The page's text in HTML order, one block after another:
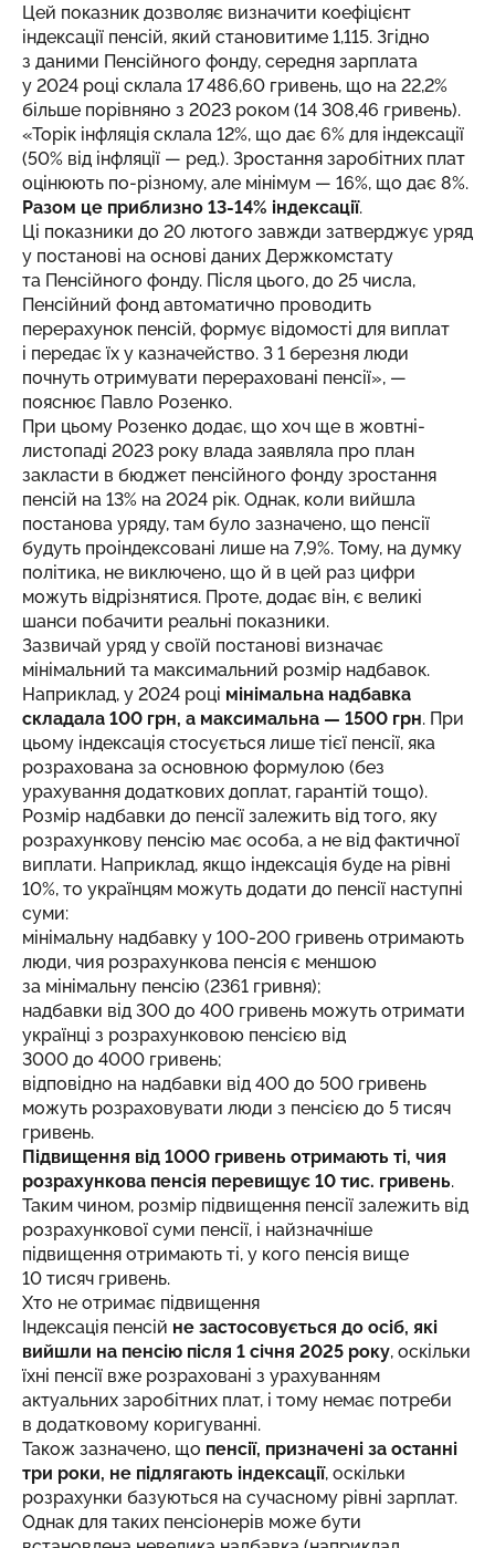
Цей показник дозволяє визначити коефіцієнт
індексації пенсій, який становитиме 1,115. Згідно
з даними Пенсійного фонду, середня зарплата
у 2024 році склала 17 486,60 гривень, що на 22,2%
більше порівняно з 2023 роком (14 308,46 гривень).
«Торік інфляція склала 12%, що дає 6% для індексації
(50% від інфляції — ред.). Зростання заробітних плат
оцінюють по-різному, але мінімум — 16%, що дає 8%.
Разом це приблизно 13-14% індексації.
Ці показники до 20 лютого завжди затверджує уряд
у постанові на основі даних Держкомстату
та Пенсійного фонду. Після цього, до 25 числа,
Пенсійний фонд автоматично проводить
перерахунок пенсій, формує відомості для виплат
і передає їх у казначейство. З 1 березня люди
почнуть отримувати перераховані пенсії», —
пояснює Павло Розенко.
При цьому Розенко додає, що хоч ще в жовтні-
листопаді 2023 року влада заявляла про план
закласти в бюджет пенсійного фонду зростання
пенсій на 13% на 2024 рік. Однак, коли вийшла
постанова уряду, там було зазначено, що пенсії
будуть проіндексовані лише на 7,9%. Тому, на думку
політика, не виключено, що й в цей раз цифри
можуть відрізнятися. Проте, додає він, є великі
шанси побачити реальні показники.
Зазвичай уряд у своїй постанові визначає
мінімальний та максимальний розмір надбавок.
Наприклад, у 2024 році мінімальна надбавка
складала 100 грн, а максимальна — 1500 грн. При
цьому індексація стосується лише тієї пенсії, яка
розрахована за основною формулою (без
урахування додаткових доплат, гарантій тощо).
Розмір надбавки до пенсії залежить від того, яку
розрахункову пенсію має особа, а не від фактичної
виплати. Наприклад, якщо індексація буде на рівні
10%, то українцям можуть додати до пенсії наступні
суми:
мінімальну надбавку у 100-200 гривень отримають
люди, чия розрахункова пенсія є меншою
за мінімальну пенсію (2361 гривня);
надбавки від 300 до 400 гривень можуть отримати
українці з розрахунковою пенсією від
3000 до 4000 гривень;
відповідно на надбавки від 400 до 500 гривень
можуть розраховувати люди з пенсією до 5 тисяч
гривень.
Підвищення від 1000 гривень отримають ті, чия
розрахункова пенсія перевищує 10 тис. гривень.
Таким чином, розмір підвищення пенсії залежить від
розрахункової суми пенсії, і найзначніше
підвищення отримають ті, у кого пенсія вище
10 тисяч гривень.
Хто не отримає підвищення
Індексація пенсій не застосовується до осіб, які
вийшли на пенсію після 1 січня 2025 року, оскільки
їхні пенсії вже розраховані з урахуванням
актуальних заробітних плат, і тому немає потреби
в додатковому коригуванні.
Також зазначено, що пенсії, призначені за останні
три роки, не підлягають індексації, оскільки
розрахунки базуються на сучасному рівні зарплат.
Однак для таких пенсіонерів може бути